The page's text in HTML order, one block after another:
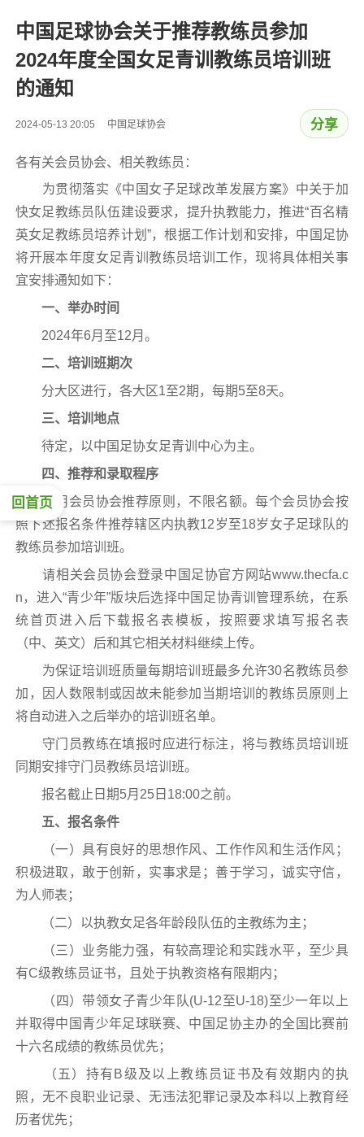
回首页
中国足球协会关于推荐教练员参加
2024年度全国女足青训教练员培训班
的通知
2024-05-13 20:05 中国足球协会 分享
各有关会员协会、相关教练员：
为贯彻落实《中国女子足球改革发展方案》中关于加
快女足教练员队伍建设要求，提升执教能力，推进“百名精
英女足教练员培养计划”，根据工作计划和安排，中国足协
将开展本年度女足青训教练员培训工作，现将具体相关事
宜安排通知如下：
一、举办时间
2024年6月至12月。
二、培训班期次
分大区进行，各大区1至2期，每期5至8天。
三、培训地点
待定，以中国足协女足青训中心为主。
四、推荐和录取程序
采用会员协会推荐原则，不限名额。每个会员协会按
照下述报名条件推荐辖区内执教12岁至18岁女子足球队的
教练员参加培训班。
请相关会员协会登录中国足协官方网站www.thecfa.c
n，进入“青少年”版块后选择中国足协青训管理系统，在系
统首页进入后下载报名表模板，按照要求填写报名表
（中、英文）后和其它相关材料继续上传。
为保证培训班质量每期培训班最多允许30名教练员参
加，因人数限制或因故未能参加当期培训的教练员原则上
将自动进入之后举办的培训班名单。
守门员教练在填报时应进行标注，将与教练员培训班
同期安排守门员教练员培训班。
报名截止日期5月25日18:00之前。
五、报名条件
（一）具有良好的思想作风、工作作风和生活作风；
积极进取，敢于创新，实事求是；善于学习，诚实守信，
为人师表；
（二）以执教女足各年龄段队伍的主教练为主；
（三）业务能力强，有较高理论和实践水平，至少具
有C级教练员证书，且处于执教资格有限期内；
（四）带领女子青少年队(U-12至U-18)至少一年以上
并取得中国青少年足球联赛、中国足协主办的全国比赛前
十六名成绩的教练员优先；
（五）持有B级及以上教练员证书及有效期内的执
照，无不良职业记录、无违法犯罪记录及本科以上教育经
历者优先；